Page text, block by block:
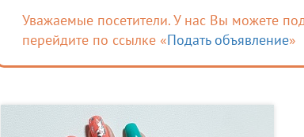
Уважаемые посетители. У нас Вы можете
перейдите по ссылке «Подать объявление»